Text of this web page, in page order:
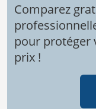
Comparez
pour protéger
prix !